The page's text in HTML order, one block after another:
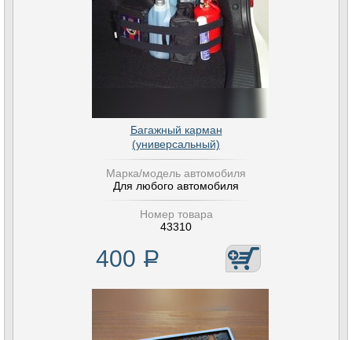
Багажный карман
(универсальный)
Марка/модель автомобиля
Для любого автомобиля
Номер товара
43310
400 Р